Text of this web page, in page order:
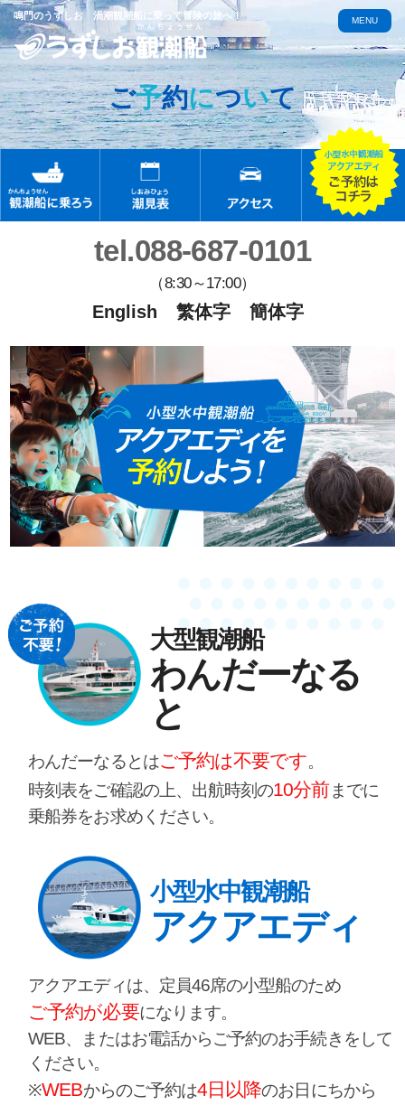
鳴門のうずしお 渦潮観潮船に乗って冒険の旅へ！
tel.088-687-0101
（8:30～17:00）
English 繁体字 簡体字
MENU
ご予約について
大型観潮船
わんだーなる
と
わんだーなるとはご予約は不要です。
時刻表をご確認の上、出航時刻の10分前 までに
乗船券をお求めください。
小型水中観潮船
アクアエディ
アクアエディは、定員46席の小型船のため
ご予約が必要になります。
WEB、またはお電話からご予約のお手続きをして
ください。
※WEBからのご予約は4日以降のお日にちから